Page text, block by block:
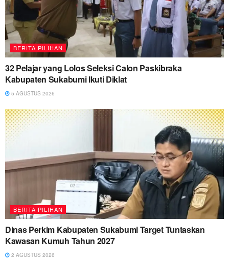
BERITA PILIHAN
32 Pelajar yang Lolos Seleksi Calon Paskibraka
Kabupaten Sukabumi Ikuti Diklat
5 AGUSTUS 2026
BERITA PILIHAN
Dinas Perkim Kabupaten Sukabumi Target Tuntaskan
Kawasan Kumuh Tahun 2027
2 AGUSTUS 2026